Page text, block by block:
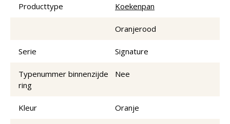
Producttype Koekenpan
Oranjerood
Serie Signature
Typenummer binnenzijde
ring
Nee
Kleur Oranje